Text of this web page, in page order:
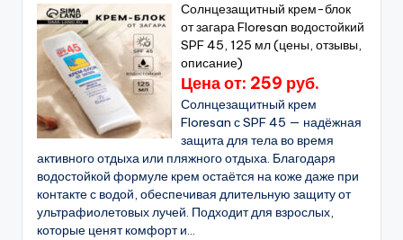
Солнцезащитный крем-блок
от загара Floresan водостойкий
SPF 45, 125 мл (цены, отзывы,
описание)
Цена от: 259 руб.
Солнцезащитный крем
Floresan с SPF 45 — надёжная
защита для тела во время
активного отдыха или пляжного отдыха. Благодаря
водостойкой формуле крем остаётся на коже даже при
контакте с водой, обеспечивая длительную защиту от
ультрафиолетовых лучей. Подходит для взрослых,
которые ценят комфорт и...